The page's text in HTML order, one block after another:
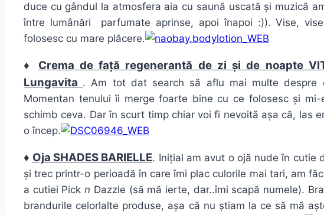
duce cu gândul la atmosfera aia cu saună uscată și muzică
între lumânări parfumate aprinse, apoi înapoi :)). Vise,
folosesc cu mare plăcere.
♦ Crema de față regenerantă de zi și de noapte
Lungavita . Am tot dat search să aflu mai multe despre
Momentan tenului îi merge foarte bine cu ce folosesc și
schimb ceva. Dar în scurt timp chiar voi fi nevoită așa că, las
o încep.
♦ Oja SHADES BARIELLE. Inițial am avut o ojă nude în cutie
și trec printr-o perioadă în care îmi plac culorile mai tari, am
a cutiei Pickn Dazzle (să mă ierte, dar..îmi scapă numele).
brandurile celorlalte produse, așa că nu știam la ce să mă